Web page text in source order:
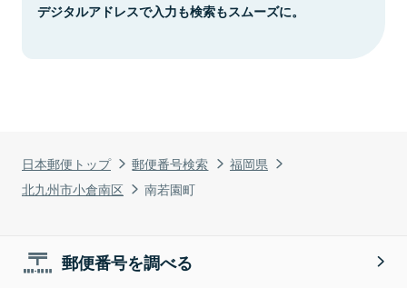
日本郵便トップ 郵便番号検索
福岡県
北九州市小倉南区
南若園町
デジタルアドレスで入力も検索もスムーズに。
郵便番号を調べる